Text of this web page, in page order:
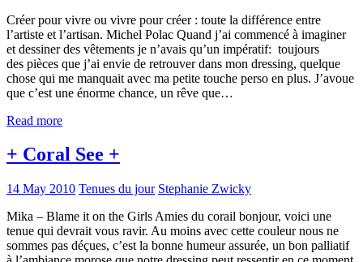
Créer pour vivre ou vivre pour créer : toute la différence entre
l’artiste et l’artisan. Michel Polac Quand j’ai commencé à imaginer
et dessiner des vêtements je n’avais qu’un impératif: toujours
des pièces que j’ai envie de retrouver dans mon dressing, quelque
chose qui me manquait avec ma petite touche perso en plus. J’avoue
que c’est une énorme chance, un rêve que…
Read more
+ Coral See +
14 May 2010 Tenues du jour Stephanie Zwicky
Mika – Blame it on the Girls Amies du corail bonjour, voici une
tenue qui devrait vous ravir. Au moins avec cette couleur nous ne
sommes pas déçues, c’est la bonne humeur assurée, un bon palliatif